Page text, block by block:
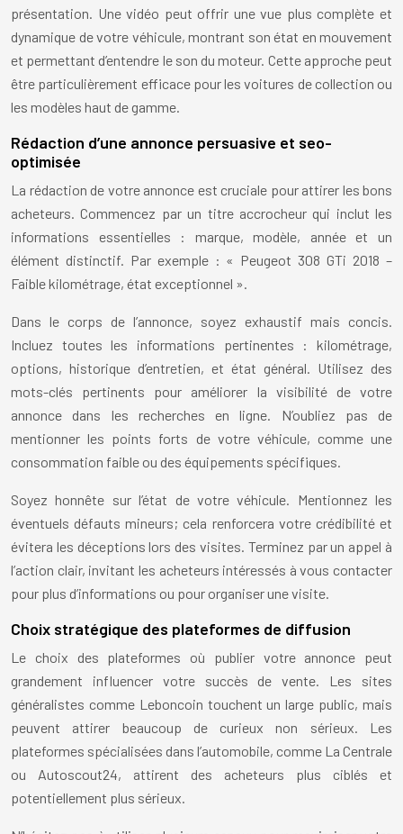
présentation. Une vidéo peut offrir une vue plus complète et
dynamique de votre véhicule, montrant son état en mouvement
et permettant d’entendre le son du moteur. Cette approche peut
être particulièrement efficace pour les voitures de collection ou
les modèles haut de gamme.
Rédaction d’une annonce persuasive et seo-
optimisée
La rédaction de votre annonce est cruciale pour attirer les bons
acheteurs. Commencez par un titre accrocheur qui inclut les
informations essentielles : marque, modèle, année et un
élément distinctif. Par exemple : « Peugeot 308 GTi 2018 –
Faible kilométrage, état exceptionnel ».
Dans le corps de l’annonce, soyez exhaustif mais concis.
Incluez toutes les informations pertinentes : kilométrage,
options, historique d’entretien, et état général. Utilisez des
mots-clés pertinents pour améliorer la visibilité de votre
annonce dans les recherches en ligne. N’oubliez pas de
mentionner les points forts de votre véhicule, comme une
consommation faible ou des équipements spécifiques.
Soyez honnête sur l’état de votre véhicule. Mentionnez les
éventuels défauts mineurs; cela renforcera votre crédibilité et
évitera les déceptions lors des visites. Terminez par un appel à
l’action clair, invitant les acheteurs intéressés à vous contacter
pour plus d’informations ou pour organiser une visite.
Choix stratégique des plateformes de diffusion
Le choix des plateformes où publier votre annonce peut
grandement influencer votre succès de vente. Les sites
généralistes comme Leboncoin touchent un large public, mais
peuvent attirer beaucoup de curieux non sérieux. Les
plateformes spécialisées dans l’automobile, comme La Centrale
ou Autoscout24, attirent des acheteurs plus ciblés et
potentiellement plus sérieux.